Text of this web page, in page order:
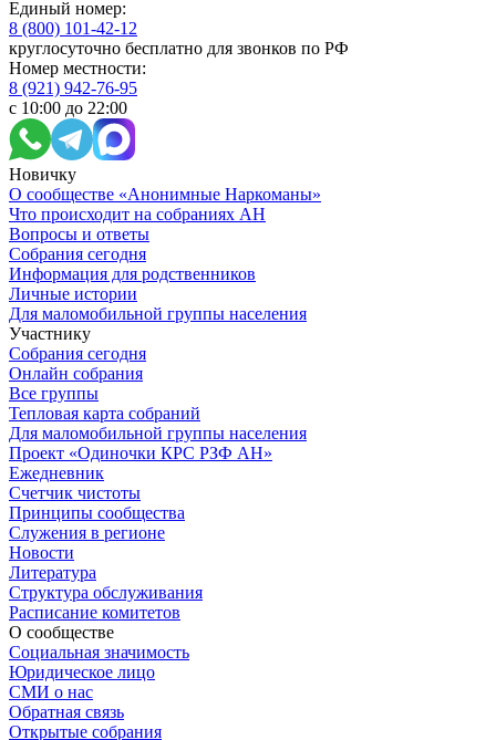
Единый номер:
8 (800) 101-42-12
круглосуточно бесплатно для звонков по РФ
Номер местности:
8 (921) 942-76-95
с 10:00 до 22:00
Новичку
О сообществе «Анонимные Наркоманы»
Что происходит на собраниях АН
Вопросы и ответы
Собрания сегодня
Информация для родственников
Личные истории
Для маломобильной группы населения
Участнику
Собрания сегодня
Онлайн собрания
Все группы
Тепловая карта собраний
Для маломобильной группы населения
Проект «Одиночки КРС РЗФ АН»
Ежедневник
Счетчик чистоты
Принципы сообщества
Служения в регионе
Новости
Литература
Структура обслуживания
Расписание комитетов
О сообществе
Социальная значимость
Юридическое лицо
СМИ о нас
Обратная связь
Открытые собрания